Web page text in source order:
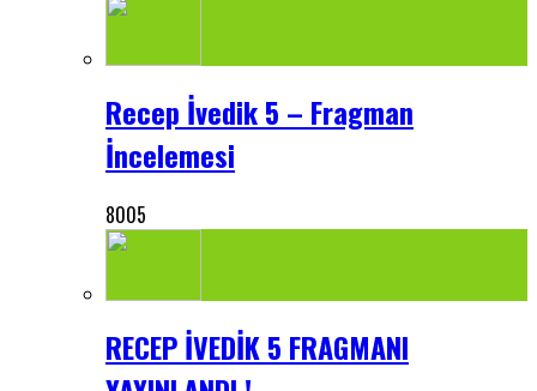
Recep İvedik 5 – Fragman
İncelemesi
8005
RECEP İVEDİK 5 FRAGMANI